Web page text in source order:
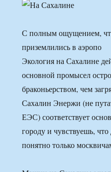
С полным ощущением,
приземлились в аэропо
Экология на Сахалине
основной промысел
браконьерством, чем
Сахалин Энержи (не
ЕЭС) соответствует
городу и чувствуешь,
понятно только